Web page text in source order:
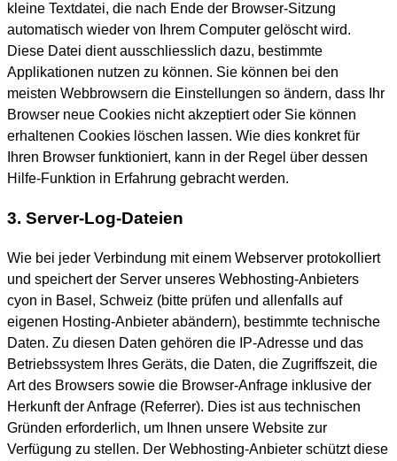
kleine Textdatei, die nach Ende der Browser-Sitzung
automatisch wieder von Ihrem Computer gelöscht wird.
Diese Datei dient ausschliesslich dazu, bestimmte
Applikationen nutzen zu können. Sie können bei den
meisten Webbrowsern die Einstellungen so ändern, dass Ihr
Browser neue Cookies nicht akzeptiert oder Sie können
erhaltenen Cookies löschen lassen. Wie dies konkret für
Ihren Browser funktioniert, kann in der Regel über dessen
Hilfe-Funktion in Erfahrung gebracht werden.
3. Server-Log-Dateien
Wie bei jeder Verbindung mit einem Webserver protokolliert
und speichert der Server unseres Webhosting-Anbieters
cyon in Basel, Schweiz (bitte prüfen und allenfalls auf
eigenen Hosting-Anbieter abändern), bestimmte technische
Daten. Zu diesen Daten gehören die IP-Adresse und das
Betriebssystem Ihres Geräts, die Daten, die Zugriffszeit, die
Art des Browsers sowie die Browser-Anfrage inklusive der
Herkunft der Anfrage (Referrer). Dies ist aus technischen
Gründen erforderlich, um Ihnen unsere Website zur
Verfügung zu stellen. Der Webhosting-Anbieter schützt diese